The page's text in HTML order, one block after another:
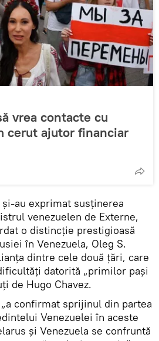
vrea contacte cu
cerut ajutor financiar
au exprimat susţinerea
venezuelen de Externe,
o distincţie prestigioasă
în Venezuela, Oleg S.
dintre cele două țări, care
datorită „primilor pași
de Hugo Chavez.
confirmat sprijinul din partea
Venezuelei în aceste
și Venezuela se confruntă